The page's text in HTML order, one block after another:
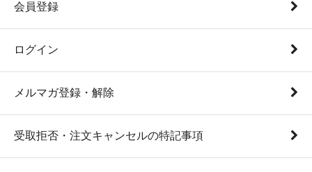
会員登録
ログイン
メルマガ登録・解除
受取拒否・注文キャンセルの特記事項